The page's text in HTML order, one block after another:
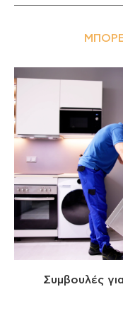
Συμβουλές